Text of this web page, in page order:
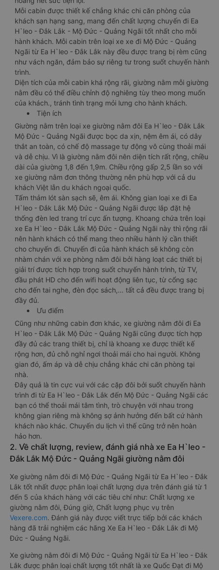
Mỗi cabin được thiết kế chẳng khác chi căn phòng của
khách sạn hạng sang, mang đến chất lượng chuyến đi Ea
H`leo - Đắk Lắk - Mộ Đức - Quảng Ngãi tốt nhất cho mỗi
hành khách. Mỗi cabin trên loại xe xe đi Mộ Đức - Quảng
Ngãi từ Ea H`leo - Đắk Lắk này đều được trang bị rèm cũng
như vách ngăn, đảm bảo sự riêng tư trong suốt chuyến hành
trình.
Diện tích của mỗi cabin khá rộng rãi, giường nằm mỗi giường
nằm đều có thể điều chỉnh độ nghiêng tùy theo mong muốn
của khách., tránh tình trạng mỏi lưng cho hành khách.
Tiện ích
Giường nằm trên loại xe giường nằm đôi Ea H`leo - Đắk Lắk
Mộ Đức - Quảng Ngãi được bọc da xịn, nệm êm ái, có dây
thắt an toàn, có chế độ massage tự động vô cùng thoải mái
và dễ chịu. Vì là giường nằm đôi nên diện tích rất rộng, chiều
dài của giường 1,8 đến 1,9m. Chiều rộng gấp 2,5 lần so với
xe giường nằm đơn thông thường nên phù hợp với cả du
khách Việt lẫn du khách ngoại quốc.
Tấm thảm lót sàn sạch sẽ, êm ái. Không gian loại xe đi Ea
H`leo - Đắk Lắk Mộ Đức - Quảng Ngãi được lắp đặt hệ
thống đèn led trang trí cực ấn tượng. Khoang chứa trên loại
xe Ea H`leo - Đắk Lắk Mộ Đức - Quảng Ngãi này thì rộng rãi
nên hành khách có thể mang theo nhiều hành lý cần thiết
cho chuyến đi. Chuyến đi của hành khách sẽ không còn
nhàm chán với xe phòng nằm đôi bởi hàng loạt các thiết bị
giải trí được tích hợp trong suốt chuyến hành trình, từ TV,
đầu phát HD cho đến wifi hoạt động liên tục, từ cổng sạc
cho đến tai nghe, đèn đọc sách,… tất cả đều được trang bị
đầy đủ.
Ưu điểm
Cũng như những cabin đơn khác, xe giường nằm đôi đi Ea
H`leo - Đắk Lắk Mộ Đức - Quảng Ngãi cũng được tích hợp
đầy đủ các trang thiết bị, chỉ là khoang xe được thiết kế
rộng hơn, đủ chỗ nghỉ ngơi thoải mái cho hai người. Không
gian đó, ấm áp và dễ chịu chẳng khác chi căn phòng tại
nhà.
Đây quả là tin cực vui với các cặp đôi bởi suốt chuyến hành
trình đi từ Ea H`leo - Đắk Lắk đến Mộ Đức - Quảng Ngãi các
bạn có thể thoải mái tâm tình, trò chuyện với nhau trong
không gian riêng mà không sợ ảnh hưởng đến bất cứ hành
khách nào khác. Chuyến du lịch vì thế cũng trở nên hoàn
hảo hơn.
2. Về chất lượng, review, đánh giá nhà xe Ea H`leo -
Đắk Lắk Mộ Đức - Quảng Ngãi giường nằm đôi
Xe giường nằm đôi đi Mộ Đức - Quảng Ngãi từ Ea H`leo - Đắk
Lắk tốt nhất được phân loại chất lượng dựa trên đánh giá từ 1
đến 5 của khách hàng với các tiêu chí như: Chất lượng xe
giường nằm đôi, Đúng giờ, Chất lượng phục vụ trên
Vexere.com. Đánh giá này được viết trực tiếp bởi các khách
hàng đã trải nghiệm các hãng Xe Ea H`leo - Đắk Lắk đi Mộ
Đức - Quảng Ngãi.
Xe giường nằm đôi đi Mộ Đức - Quảng Ngãi từ Ea H`leo - Đắk
Lắk được phân loại chất lượng tốt nhất là xe Quốc Đạt đi Mộ